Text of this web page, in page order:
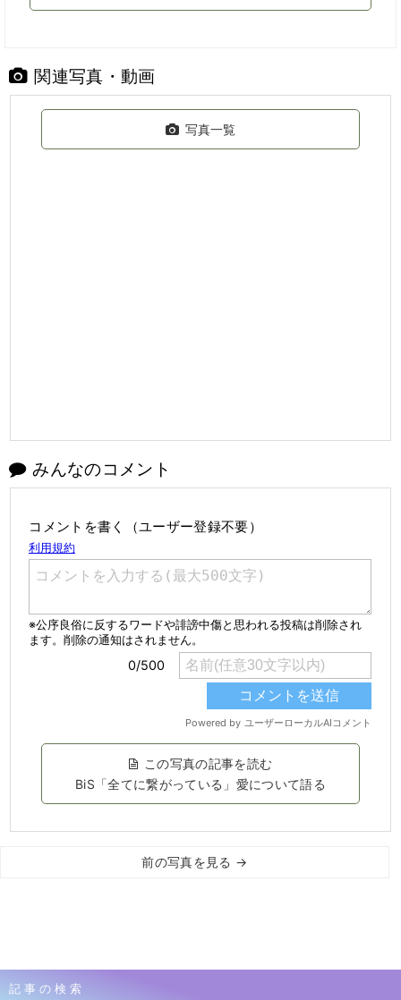
関連写真・動画
写真一覧
みんなのコメント
コメントを書く（ユーザー登録不要）
この写真の記事を読む
BiS「全てに繋がっている」愛について語る
前の写真を見る →
記事の検索